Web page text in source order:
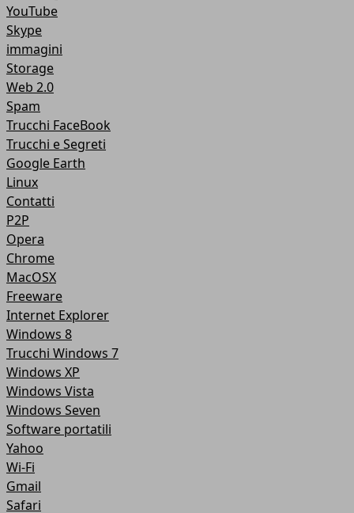
YouTube
Skype
immagini
Storage
Web 2.0
Spam
Trucchi FaceBook
Trucchi e Segreti
Google Earth
Linux
Contatti
P2P
Opera
Chrome
MacOSX
Freeware
Internet Explorer
Windows 8
Trucchi Windows 7
Windows XP
Windows Vista
Windows Seven
Software portatili
Yahoo
Wi-Fi
Gmail
Safari